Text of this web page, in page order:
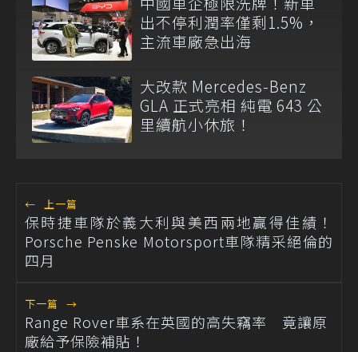
出不停利潤率僅剩1.5%，
主流車廠急出海
大改款 Mercedes-Benz
GLA 正式亮相 純電 643 公
里續航小休旅！
← 上一篇
保時捷車隊於義大利與美西兩地贏得佳績！
Porsche Penske Motorsport車隊精采絕倫的
四月
下一篇 →
Range Rover車系在英國的高失竊率 竟讓原
廠給予保險補貼！